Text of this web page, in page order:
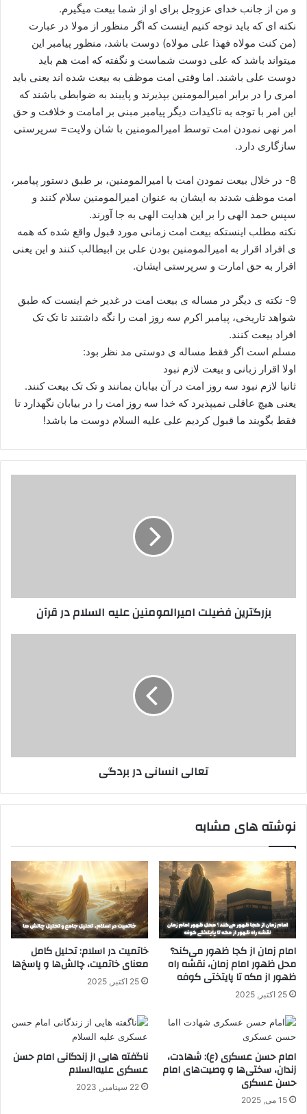
و من از جانب خدای عزوجل برای او از شما بیعت میگیرم.
نکته ای که باید توجه کنیم اینست که اگر منظور از مولا در عبارت
(من کنت مولاه فهذا علی مولاه) دوست باشد، منظور پیامبر این
میتواند باشد که علی دوست شماست و نگفته که امت هم باید
دوست علی باشند. اما وقتی امت موظف به بیعت شده اند یعنی باید
امری را در برابر امیرالمومنین بپذیرند و پایبند به ضوابطی باشند که
این امر با توجه به تاکیدات دیگر پیامبر مبنی بر امامت و خلافت و حق
امر نهی نمودن امت توسط امیرالمومنین با شان ولایت= سرپرستی
سازگاری دارد.
8- در خلال بیعت نمودن امت با امیرالمومنین، بر طبق دستور پیامبر،
امت موظف شدند به ایشان به عنوان امیرالمومنین سلام کنند و
سپس حمد الهی را بر این هدایت الهی به جا آورند.
نکته مطلب اینستکه بیعت امت زمانی مورد قبول واقع شده که همه
ی افراد اقرار به امیرالمومنین بودن علی بن ابیطالب کنند و این یعنی
اقرار به حق امارت و سرپرستی ایشان.
9- نکته ی دیگر در مساله ی بیعت امت در غدیر خم اینست که طبق
شواهد تاریخی، پیامبر اکرم سه روز امت را نگه داشتند تا تک تک
افراد بیعت کنند.
مسلم است اگر فقط مساله ی دوستی مد نظر بود:
اولا اقرار زبانی و بیعت لازم نبود
ثانیا لازم نبود سه روز امت در آن بیابان بمانند و تک تک بیعت کنند.
یعنی هیچ عاقلی نمیپذیرد که خدا سه روز امت را در بیابان نگهدارد تا
فقط بگویند ما قبول کردیم علی علیه السلام دوست ما باشد!
بزرگترین فضیلت امیرالمومنین علیه السلام در قرآن
تعالی انسانی در بردگی
نوشته های مشابه
امام زمان از کجا ظهور می‌کند؟
محل ظهور امام زمان، نقشه راه
ظهور از مکه تا پایتختی کوفه
25 اکتبر, 2025
خاتمیت در اسلام: تحلیل کامل
معنای خاتمیت، چالش‌ها و پاسخ‌ها
25 اکتبر, 2025
امام حسن عسکری (ع): شهادت،
زندان، سختی‌ها و وصیت‌های امام
حسن عسکری
15 می, 2025
ناگفته هایی از زندگانی امام حسن
عسکری علیه‌السلام
22 سپتامبر, 2023